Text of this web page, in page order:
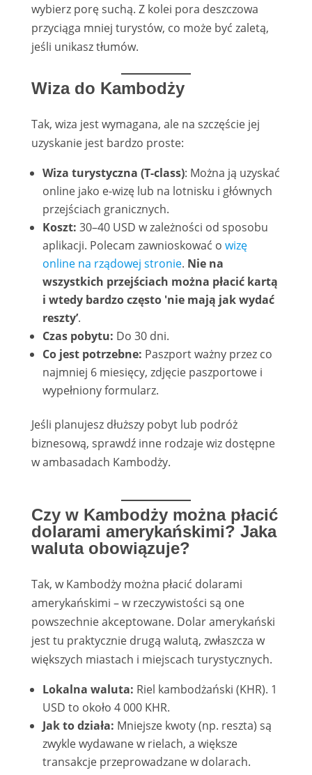
wybierz porę suchą. Z kolei pora deszczowa
przyciąga mniej turystów, co może być zaletą,
jeśli unikasz tłumów.
Wiza do Kambodży
Tak, wiza jest wymagana, ale na szczęście jej
uzyskanie jest bardzo proste:
Wiza turystyczna (T-class): Można ją uzyskać
online jako e-wizę lub na lotnisku i głównych
przejściach granicznych.
Koszt: 30–40 USD w zależności od sposobu
aplikacji. Polecam zawnioskować o wizę
online na rządowej stronie. Nie na
wszystkich przejściach można płacić kartą
i wtedy bardzo często 'nie mają jak wydać
reszty’.
Czas pobytu: Do 30 dni.
Co jest potrzebne: Paszport ważny przez co
najmniej 6 miesięcy, zdjęcie paszportowe i
wypełniony formularz.
Jeśli planujesz dłuższy pobyt lub podróż
biznesową, sprawdź inne rodzaje wiz dostępne
w ambasadach Kambodży.
Czy w Kambodży można płacić
dolarami amerykańskimi? Jaka
waluta obowiązuje?
Tak, w Kambodży można płacić dolarami
amerykańskimi – w rzeczywistości są one
powszechnie akceptowane. Dolar amerykański
jest tu praktycznie drugą walutą, zwłaszcza w
większych miastach i miejscach turystycznych.
Lokalna waluta: Riel kambodżański (KHR). 1
USD to około 4 000 KHR.
Jak to działa: Mniejsze kwoty (np. reszta) są
zwykle wydawane w rielach, a większe
transakcje przeprowadzane w dolarach.